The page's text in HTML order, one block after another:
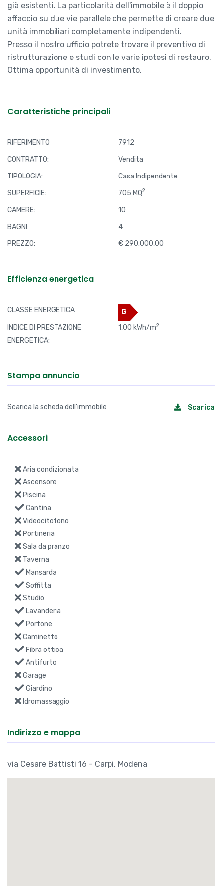
già esistenti. La particolarità dell'immobile è il doppio
affaccio su due vie parallele che permette di creare due
unità immobiliari completamente indipendenti.
Presso il nostro ufficio potrete trovare il preventivo di
ristrutturazione e studi con le varie ipotesi di restauro.
Ottima opportunità di investimento.
Caratteristiche principali
RIFERIMENTO
7912
CONTRATTO:
Vendita
TIPOLOGIA:
Casa Indipendente
SUPERFICIE:
705 MQ2
CAMERE:
10
BAGNI:
4
PREZZO:
€ 290.000,00
Efficienza energetica
CLASSE ENERGETICA
G
INDICE DI PRESTAZIONE
ENERGETICA:
1,00 kWh/m2
Stampa annuncio
Scarica la scheda dell'immobile Scarica
Accessori
Aria condizionata
Ascensore
Piscina
Cantina
Videocitofono
Portineria
Sala da pranzo
Taverna
Mansarda
Soffitta
Studio
Lavanderia
Portone
Caminetto
Fibra ottica
Antifurto
Garage
Giardino
Idromassaggio
Indirizzo e mappa
via Cesare Battisti 16 - Carpi, Modena